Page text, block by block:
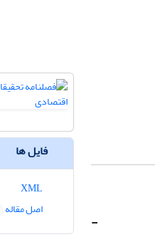
-
فایل ها
اصل مقاله